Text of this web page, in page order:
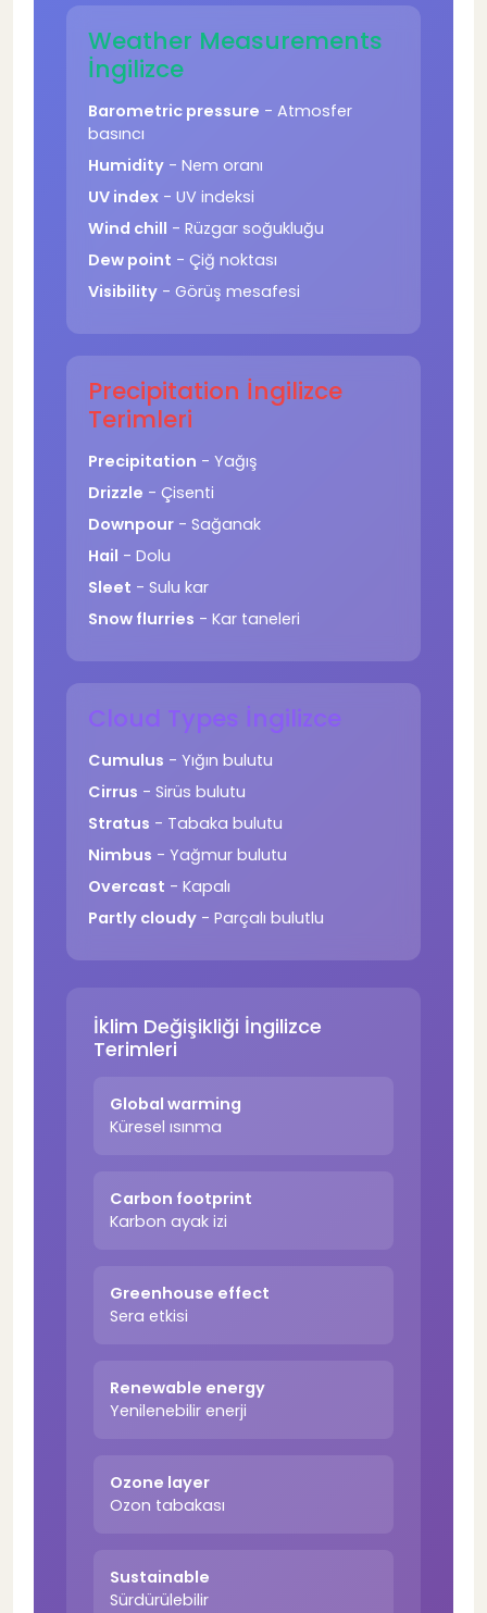
Weather Measurements
İngilizce
Barometric pressure - Atmosfer
basıncı
Humidity - Nem oranı
UV index - UV indeksi
Wind chill - Rüzgar soğukluğu
Dew point - Çiğ noktası
Visibility - Görüş mesafesi
Precipitation İngilizce
Terimleri
Precipitation - Yağış
Drizzle - Çisenti
Downpour - Sağanak
Hail - Dolu
Sleet - Sulu kar
Snow flurries - Kar taneleri
Cloud Types İngilizce
Cumulus - Yığın bulutu
Cirrus - Sirüs bulutu
Stratus - Tabaka bulutu
Nimbus - Yağmur bulutu
Overcast - Kapalı
Partly cloudy - Parçalı bulutlu
İklim Değişikliği İngilizce
Terimleri
Global warming
Küresel ısınma
Carbon footprint
Karbon ayak izi
Greenhouse effect
Sera etkisi
Renewable energy
Yenilenebilir enerji
Ozone layer
Ozon tabakası
Sustainable
Sürdürülebilir